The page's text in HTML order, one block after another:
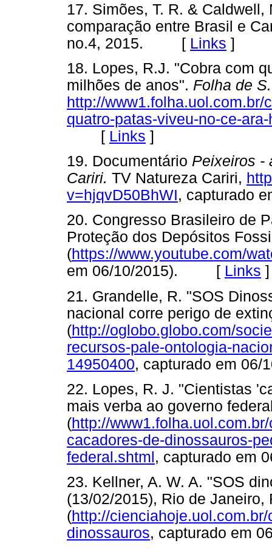
17. Simões, T. R. &
comparação entre Brasil e
no.4, 2015. [ Links ]
18. Lopes, R.J. "Cobra com
milhões de anos". Folha de
http://
quatro-patas-viveu-no-ce-
[ Links ]
19. Documentário Peixeiros -
Cariri. TV Natureza Cariri,
v=hjqvD50BhWI,
20. Congresso Brasileiro de
Proteção dos Depósitos
(https://www.youtube.com/
em 06/10/2015). [ Links ]
21. Grandelle, R. "SOS
nacional corre perigo de
(http://oglobo.globo.com/
recursos-pale-ontologia-
14950400, capturado em
22. Lopes, R. J. "Cientistas
mais verba ao governo
(http://
cacadores-de-dinossauros-
federal.shtml, capturado
23. Kellner, A. W. A. "SOS
(13/02/2015), Rio de Janeiro,
(http://
dinossauros, capturado